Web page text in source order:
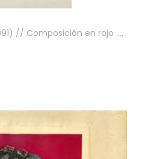
// Composición en rojo ...,